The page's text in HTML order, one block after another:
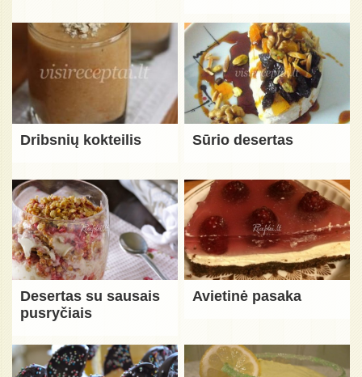
Dribsnių kokteilis Sūrio desertas
Desertas su sausais
pusryčiais
Avietinė pasaka